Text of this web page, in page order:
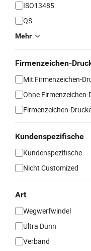
ISO13485
QS
Mehr
Firmenzeichen-
Mit Firmenzeichen-
Ohne Firmenzeichen-
Firmenzeichen-
Kundenspezifische
Kundenspezifische
Nicht Customized
Art
Wegwerfwindel
Ultra Dünn
Verband